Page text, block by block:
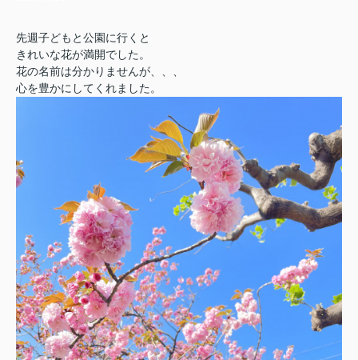
先週子どもと公園に行くと
きれいな花が満開でした。
花の名前は分かりませんが、、、
心を豊かにしてくれました。